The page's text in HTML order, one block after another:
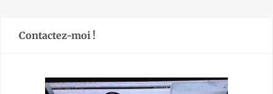
Contactez-moi !